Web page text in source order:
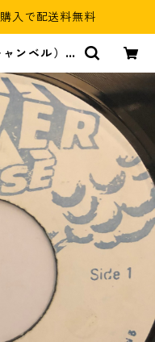
入で配送料無料
ンベル） -